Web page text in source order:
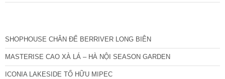
SHOPHOUSE CHÂN ĐẾ BERRIVER LONG BIÊN
MASTERISE CAO XÀ LÁ – HÀ NỘI SEASON GARDEN
ICONIA LAKESIDE TỐ HỮU MIPEC